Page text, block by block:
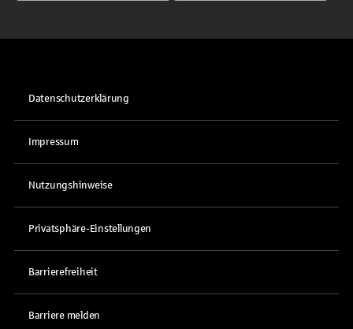
Datenschutzerklärung
Impressum
Nutzungshinweise
Privatsphäre-Einstellungen
Barrierefreiheit
Barriere melden